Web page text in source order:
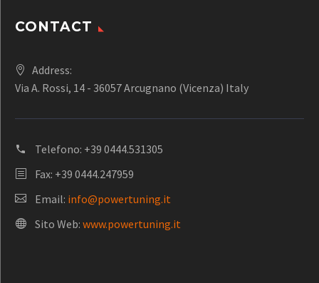
CONTACT
Address:
Via A. Rossi, 14 - 36057 Arcugnano (Vicenza) Italy
Telefono: +39 0444.531305
Fax: +39 0444.247959
Email: info@powertuning.it
Sito Web: www.powertuning.it